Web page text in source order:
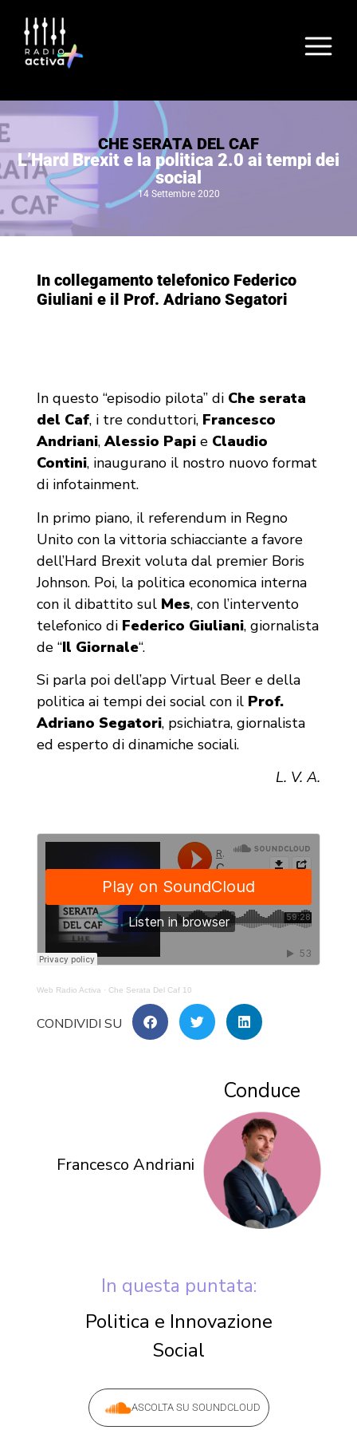
CHE SERATA DEL CAF
L’Hard Brexit e la politica 2.0 ai tempi dei
social
14 Settembre 2020
In collegamento telefonico Federico
Giuliani e il Prof. Adriano Segatori
In questo “episodio pilota” di Che serata
del Caf, i tre conduttori, Francesco
Andriani,Alessio Papie Claudio
Contini, inaugurano il nostro nuovo format
di infotainment.
In primo piano, il referendum in Regno
Unito con la vittoria schiacciante a favore
dell’Hard Brexit voluta dal premier Boris
Johnson. Poi, la politica economica interna
con il dibattito sul Mes, con l’intervento
telefonico di Federico Giuliani, giornalista
de “Il Giornale“.
Si parla poi dell’app Virtual Beer e della
politica ai tempi dei social con il Prof.
Adriano Segatori, psichiatra, giornalista
ed esperto di dinamiche sociali.
L. V. A.
Web Radio Activa · Che Serata Del Caf 10
Conduce
Francesco Andriani
In questa puntata:
Politica e Innovazione
Social
ASCOLTA SU SOUNDCLOUD